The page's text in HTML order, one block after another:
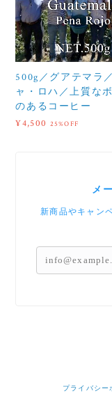
500g／グアテマラ
ャ・ロハ／上質な
のあるコーヒー
¥4,500 25%OFF
メ
新商品やキャン
プライバシー